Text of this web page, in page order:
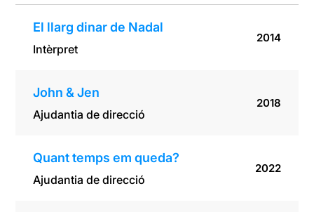
El llarg dinar de Nadal
Intèrpret
2014
John & Jen
Ajudantia de direcció
2018
Quant temps em queda?
Ajudantia de direcció
2022